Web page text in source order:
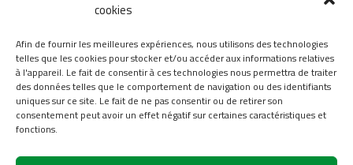
cookies
Afin de fournir les meilleures expériences, nous utilisons des technologies
telles que les cookies pour stocker et/ou accéder aux informations relatives
à l'appareil. Le fait de consentir à ces technologies nous permettra de traiter
des données telles que le comportement de navigation ou des identifiants
uniques sur ce site. Le fait de ne pas consentir ou de retirer son
consentement peut avoir un effet négatif sur certaines caractéristiques et
fonctions.
FAQ
Téléchargement
Login
Contact